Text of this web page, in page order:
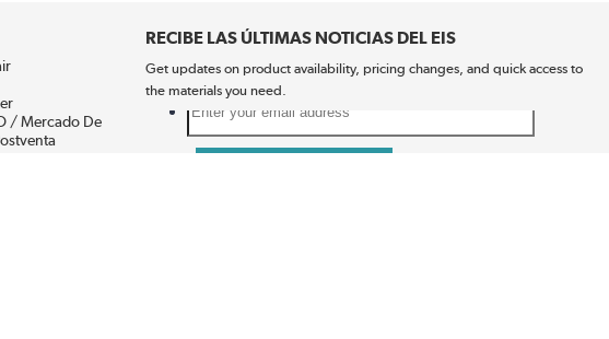
/ Mercado De
RECIBE LAS ÚLTIMAS NOTICIAS DEL EIS
Get updates on product availability, pricing changes, and quick access to
the materials you need.